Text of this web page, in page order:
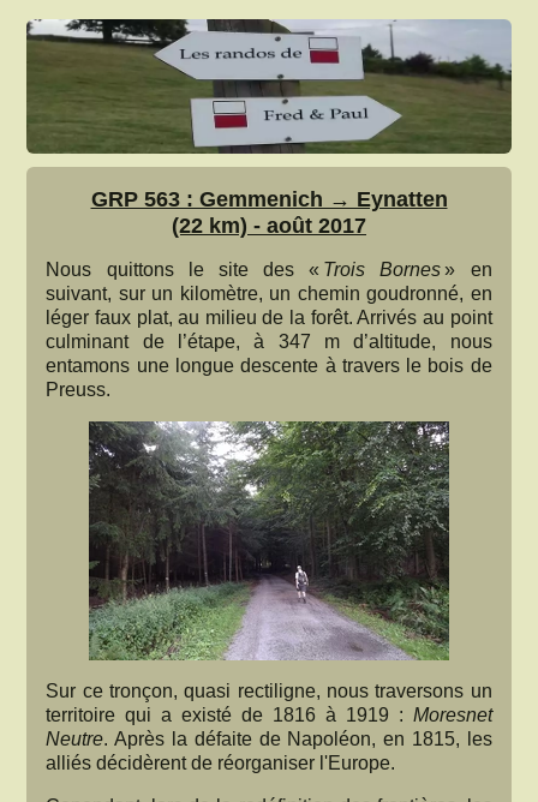
GRP 563 : Gemmenich → Eynatten
(22 km) - août 2017
Nous quittons le site des « Trois Bornes» en
suivant, sur un kilomètre, un chemin goudronné, en
léger faux plat, au milieu de la forêt. Arrivés au point
culminant de l’étape, à 347 m d’altitude, nous
entamons une longue descente à travers le bois de
Preuss.
Sur ce tronçon, quasi rectiligne, nous traversons un
territoire qui a existé de 1816 à 1919 : Moresnet
Neutre. Après la défaite de Napoléon, en 1815, les
alliés décidèrent de réorganiser l'Europe.